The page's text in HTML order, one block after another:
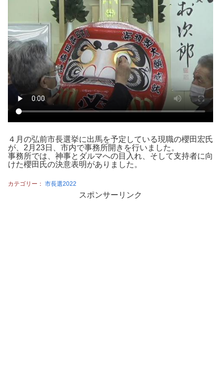
４月の弘前市長選挙に出馬を予定している現職の櫻田宏氏
が、2月23日、市内で事務所開きを行いました。
事務所では、神事とダルマへの目入れ、そして支持者に向
けた櫻田氏の決意表明がありました。
カテゴリー： 市長選2022
スポンサーリンク